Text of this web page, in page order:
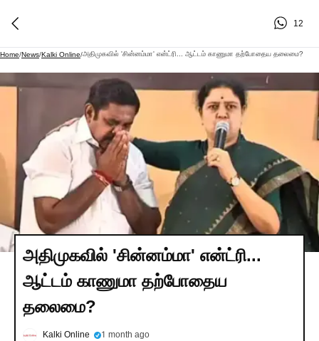
12
Home/News/Kalki Online/அதிமுகவில் 'சின்னம்மா' என்ட்ரி... ஆட்டம் காணுமா தற்போதைய தலைமை?
அதிமுகவில் 'சின்னம்மா' என்ட்ரி...
ஆட்டம் காணுமா தற்போதைய
தலைமை?
Kalki Online 1 month ago